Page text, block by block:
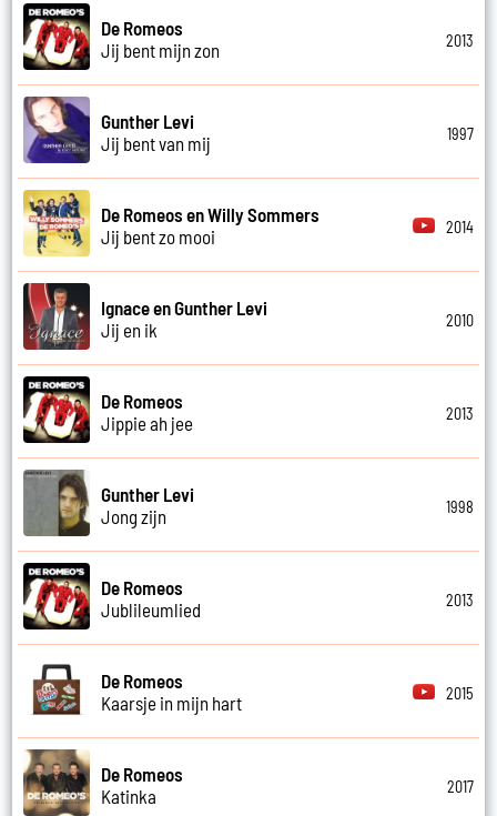
De Romeos
Jij bent mijn zon
2013
Gunther Levi
Jij bent van mij
1997
De Romeos en Willy Sommers
Jij bent zo mooi
2014
Ignace en Gunther Levi
Jij en ik
2010
De Romeos
Jippie ah jee
2013
Gunther Levi
Jong zijn
1998
De Romeos
Jublileumlied
2013
De Romeos
Kaarsje in mijn hart
2015
De Romeos
Katinka
2017